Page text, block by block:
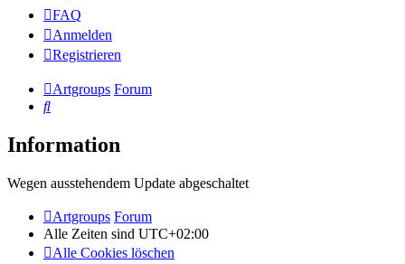
FAQ
Anmelden
Registrieren
Artgroups Forum
Suche
Information
Wegen ausstehendem Update abgeschaltet
Artgroups Forum
Alle Zeiten sind UTC+02:00
Alle Cookies löschen